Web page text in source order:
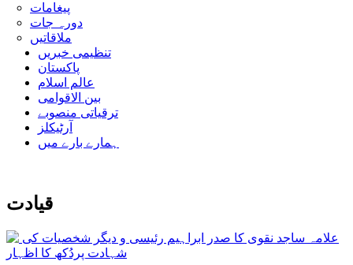
پیغامات
دورہ جات
ملاقاتیں
تنظیمی خبریں
پاکستان
عالم اسلام
بین الاقوامی
ترقیاتی منصوبے
آرٹیکلز
ہمارے بارے میں
قیادت